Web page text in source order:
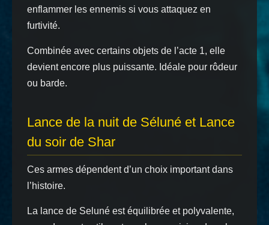
enflammer les ennemis si vous attaquez en
furtivité.
Combinée avec certains objets de l’acte 1, elle
devient encore plus puissante. Idéale pour rôdeur
ou barde.
Lance de la nuit de Séluné et Lance
du soir de Shar
Ces armes dépendent d’un choix important dans
l’histoire.
La lance de Seluné est équilibrée et polyvalente,